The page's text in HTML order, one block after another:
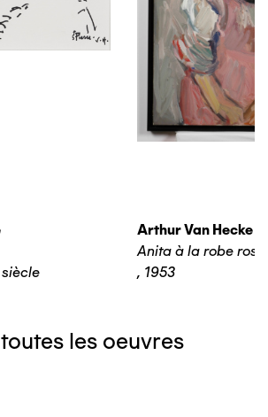
siècle
Arthur Van Hecke
Anita à la robe rose
, 1953
les oeuvres